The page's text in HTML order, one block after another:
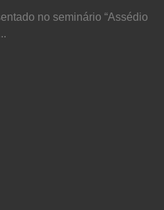
no seminário “Assédio